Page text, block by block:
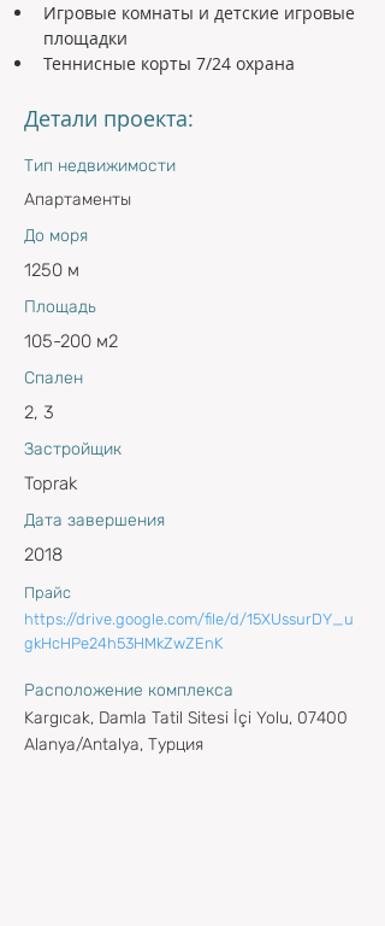
Игровые комнаты и детские игровые
площадки
Теннисные корты 7/24 охрана
Детали проекта:
Тип недвижимости
Апартаменты
До моря
1250 м
Площадь
105-200 м2
Спален
2, 3
Застройщик
Toprak
Дата завершения
2018
Прайс
https://drive.google.com/file/d/15XUssurDY_u
gkHcHPe24h53HMkZwZEnK
Расположение комплекса
Kargıcak, Damla Tatil Sitesi İçi Yolu, 07400
Alanya/Antalya, Турция